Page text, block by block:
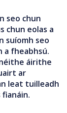
seo chun
chun eolas a
suíomh seo
a fheabhsú.
áirithe
ar
leat tuilleadh
fianáin.